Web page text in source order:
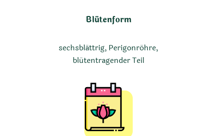
Blütenform
sechsblättrig, Perigonröhre,
blütentragender Teil